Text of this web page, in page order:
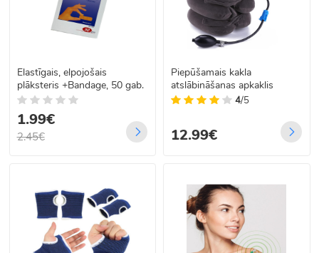
Elastīgais, elpojošais
plāksteris +Bandage, 50 gab.
1.99€
2.45€
Piepūšamais kakla
atslābināšanas apkaklis
4/5
12.99€